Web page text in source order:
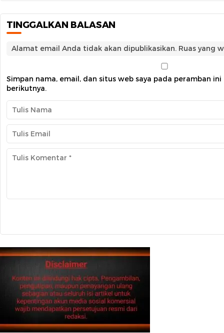
TINGGALKAN BALASAN
Alamat email Anda tidak akan dipublikasikan. Ruas yang
Simpan nama, email, dan situs web saya pada peramban
berikutnya.